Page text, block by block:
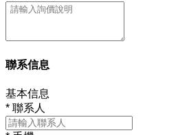
聯系信息
基本信息
* 聯系人